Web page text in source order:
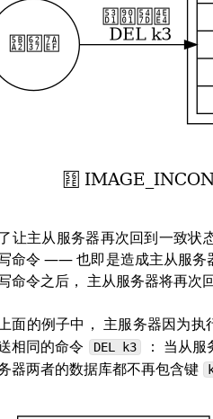
让主从服务器再次回到一致状
命令 —— 也即是造成主从服务
命令之后， 主从服务器将再次
面的例子中， 主服务器因为执
相同的命令
DEL k3
： 当从
器两者的数据库都不再包含键